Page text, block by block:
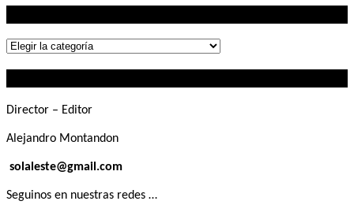
Lo
Director – Editor
Alejandro Montandon
solaleste@gmail.com
Seguinos en nuestras redes …